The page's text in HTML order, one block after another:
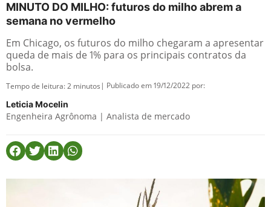
MINUTO DO MILHO: futuros do milho abrem a
semana no vermelho
Em Chicago, os futuros do milho chegaram a apresentar
queda de mais de 1% para os principais contratos da
bolsa.
Tempo de leitura:2 minutos | Publicado em 19/12/2022 por:
Leticia Mocelin
Engenheira Agrônoma | Analista de mercado